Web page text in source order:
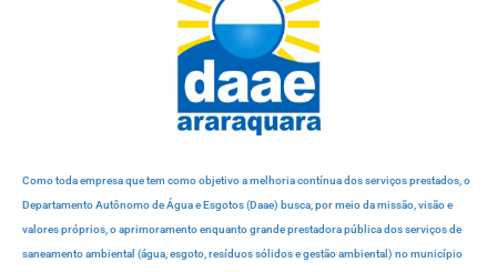
Como toda empresa que tem como objetivo a melhoria contínua dos serviços prestados, o
Departamento Autônomo de Água e Esgotos (Daae) busca, por meio da missão, visão e
valores próprios, o aprimoramento enquanto grande prestadora pública dos serviços de
saneamento ambiental (água, esgoto, resíduos sólidos e gestão ambiental) no município